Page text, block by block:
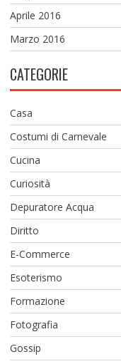
Aprile 2016
Marzo 2016
CATEGORIE
Casa
Costumi di Carnevale
Cucina
Curiosità
Depuratore Acqua
Diritto
E-Commerce
Esoterismo
Formazione
Fotografia
Gossip